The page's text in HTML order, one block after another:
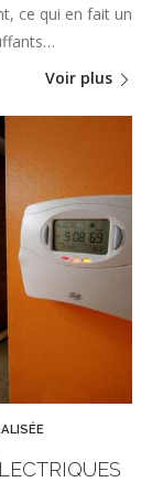
ce qui en fait un
Voir plus